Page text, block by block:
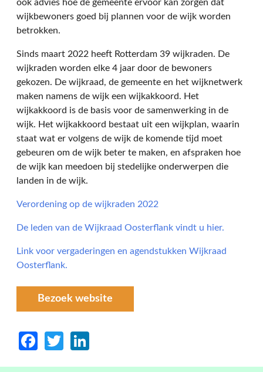
ook advies hoe de gemeente ervoor kan zorgen dat
wijkbewoners goed bij plannen voor de wijk worden
betrokken.
Sinds maart 2022 heeft Rotterdam 39 wijkraden. De
wijkraden worden elke 4 jaar door de bewoners
gekozen. De wijkraad, de gemeente en het wijknetwerk
maken namens de wijk een wijkakkoord. Het
wijkakkoord is de basis voor de samenwerking in de
wijk. Het wijkakkoord bestaat uit een wijkplan, waarin
staat wat er volgens de wijk de komende tijd moet
gebeuren om de wijk beter te maken, en afspraken hoe
de wijk kan meedoen bij stedelijke onderwerpen die
landen in de wijk.
Verordening op de wijkraden 2022
De leden van de Wijkraad Oosterflank vindt u hier.
Link voor vergaderingen en agendstukken Wijkraad
Oosterflank.
Bezoek website
Facebook
Twitter